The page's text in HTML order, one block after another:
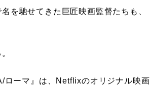
を馳せてきた巨匠映画監督たちも、
ローマ』は、Netflixのオリジナル映画